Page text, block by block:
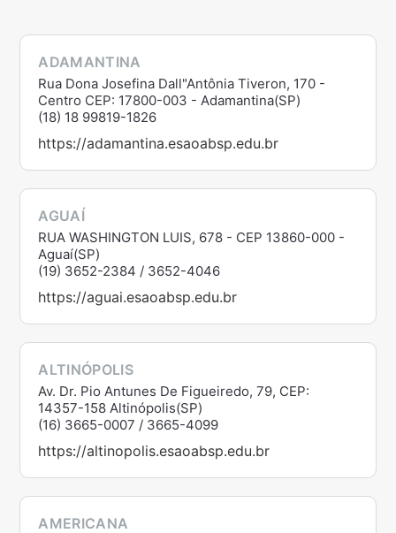
ADAMANTINA
Rua Dona Josefina Dall"Antônia Tiveron, 170 -
Centro CEP: 17800-003 - Adamantina(SP)
(18) 18 99819-1826
https://adamantina.esaoabsp.edu.br
AGUAÍ
RUA WASHINGTON LUIS, 678 - CEP 13860-000 -
Aguaí(SP)
(19) 3652-2384 / 3652-4046
https://aguai.esaoabsp.edu.br
ALTINÓPOLIS
Av. Dr. Pio Antunes De Figueiredo, 79, CEP:
14357-158 Altinópolis(SP)
(16) 3665-0007 / 3665-4099
https://altinopolis.esaoabsp.edu.br
AMERICANA